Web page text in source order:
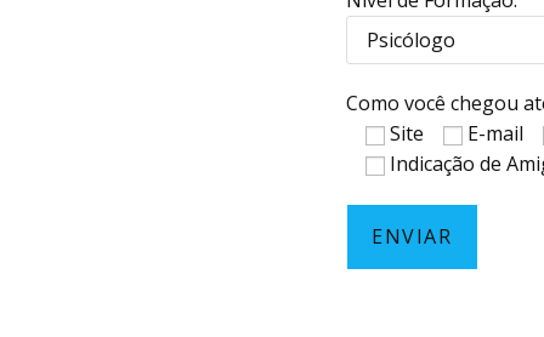
Como você chegou
Site
E-mail
Indicação de